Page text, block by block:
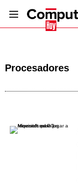
Procesadores